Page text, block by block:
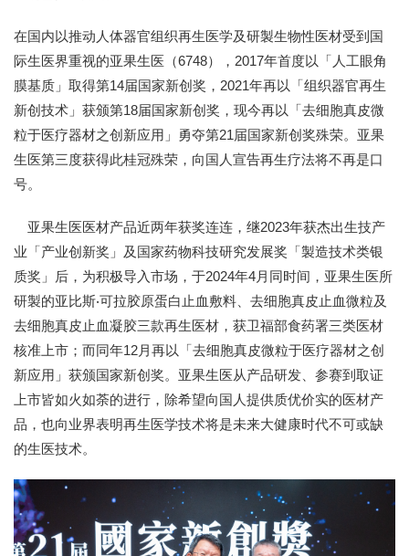
在国内以推动人体器官组织再生医学及研製生物性医材受到国
际生医界重视的亚果生医（6748），2017年首度以「人工眼角
膜基质」取得第14届国家新创奖，2021年再以「组织器官再生
新创技术」获颁第18届国家新创奖，现今再以「去细胞真皮微
粒于医疗器材之创新应用」勇夺第21届国家新创奖殊荣。亚果
生医第三度获得此桂冠殊荣，向国人宣告再生疗法将不再是口
号。
亚果生医医材产品近两年获奖连连，继2023年获杰出生技产
业「产业创新奖」及国家药物科技研究发展奖「製造技术类银
质奖」后，为积极导入市场，于2024年4月同时间，亚果生医所
研製的亚比斯‧可拉胶原蛋白止血敷料、去细胞真皮止血微粒及
去细胞真皮止血凝胶三款再生医材，获卫福部食药署三类医材
核准上市；而同年12月再以「去细胞真皮微粒于医疗器材之创
新应用」获颁国家新创奖。亚果生医从产品研发、参赛到取证
上市皆如火如荼的进行，除希望向国人提供质优价实的医材产
品，也向业界表明再生医学技术将是未来大健康时代不可或缺
的生医技术。